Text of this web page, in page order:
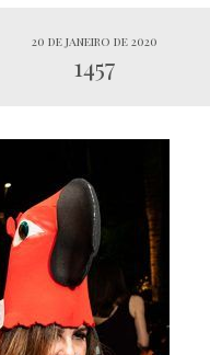
20 de janeiro de 2020
1457